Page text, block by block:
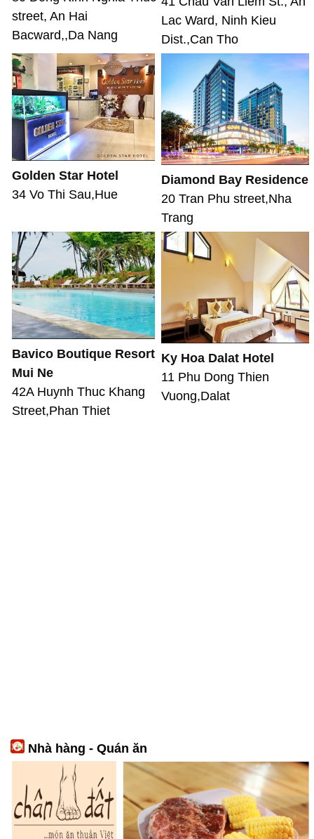
street, An Hai
Bacward,,Da Nang
Lac Ward, Ninh Kieu
Dist.,Can Tho
Golden Star Hotel
34 Vo Thi Sau,Hue
Diamond Bay Residence
20 Tran Phu street,Nha
Trang
Bavico Boutique Resort
Mui Ne
42A Huynh Thuc Khang
Street,Phan Thiet
Ky Hoa Dalat Hotel
11 Phu Dong Thien
Vuong,Dalat
Nhà hàng - Quán ăn